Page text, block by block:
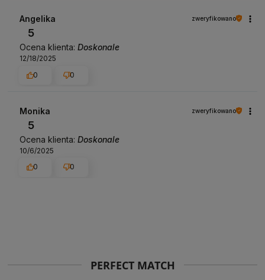
Angelika zweryfikowano
5
Ocena klienta: Doskonale
12/18/2025
0
0
Monika zweryfikowano
5
Ocena klienta: Doskonale
10/6/2025
0
0
PERFECT MATCH